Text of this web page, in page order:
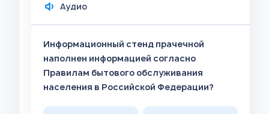
Аудио
Информационный стенд прачечной
наполнен информацией согласно
Правилам бытового обслуживания
населения в Российской Федерации?